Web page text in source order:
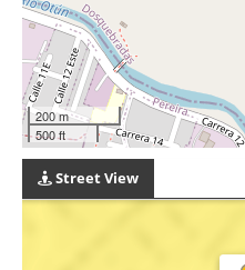
200 m
500 ft
Street View